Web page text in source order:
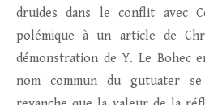
druides dans le conflit avec
polémique à un article de
démonstration de Y. Le Bohec
nom commun du gutuater